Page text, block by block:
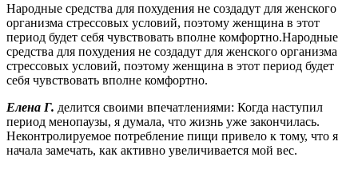
Народные средства для похудения не создадут для женского
организма стрессовых условий, поэтому женщина в этот
период будет себя чувствовать вполне комфортно.Народные
средства для похудения не создадут для женского организма
стрессовых условий, поэтому женщина в этот период будет
себя чувствовать вполне комфортно.
Елена Г. делится своими впечатлениями: Когда наступил
период менопаузы, я думала, что жизнь уже закончилась.
Неконтролируемое потребление пищи привело к тому, что я
начала замечать, как активно увеличивается мой вес.